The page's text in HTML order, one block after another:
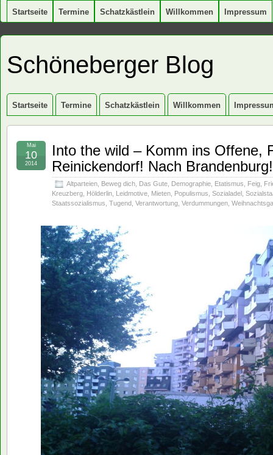
Startseite Termine Schatzkästlein Willkommen Impressum
Schöneberger Blog
Startseite Termine Schatzkästlein Willkommen
Into the wild – Komm ins Offene,
Reinickendorf! Nach Brandenburg!
Altparteien Beweg dich Das Gute Demographie Etatismus Feig
Kreuzberg Hölderlin Leidmotive Mieten Populismus Sozialadel
Staatssozialismus Tugend Verantwortung Verdummungen
Mai
10
2014